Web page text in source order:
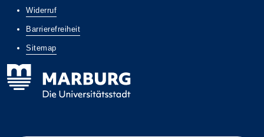
Widerruf
Barrierefreiheit
Sitemap